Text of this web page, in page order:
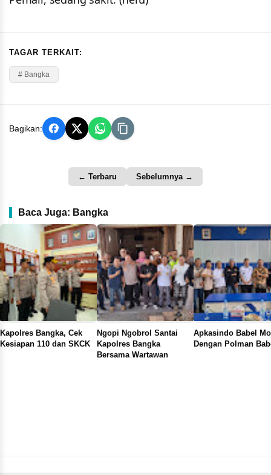
TAGAR TERKAIT:
# Bangka
Bagikan:
← Terbaru Sebelumnya →
Baca Juga: Bangka
Kapolres Bangka, Cek
Kesiapan 110 dan SKCK
Ngopi Ngobrol Santai
Kapolres Bangka
Bersama Wartawan
Apkasindo Babel
Dengan Polman